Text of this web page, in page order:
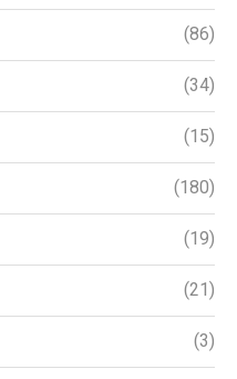
(86)
(34)
(15)
(180)
(19)
(21)
(3)